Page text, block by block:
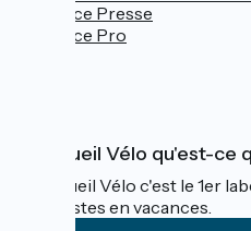
Espace Presse
Espace Pro
Accueil Vélo qu'est-ce
Accueil Vélo c'est le 1er
cyclistes en vacances.